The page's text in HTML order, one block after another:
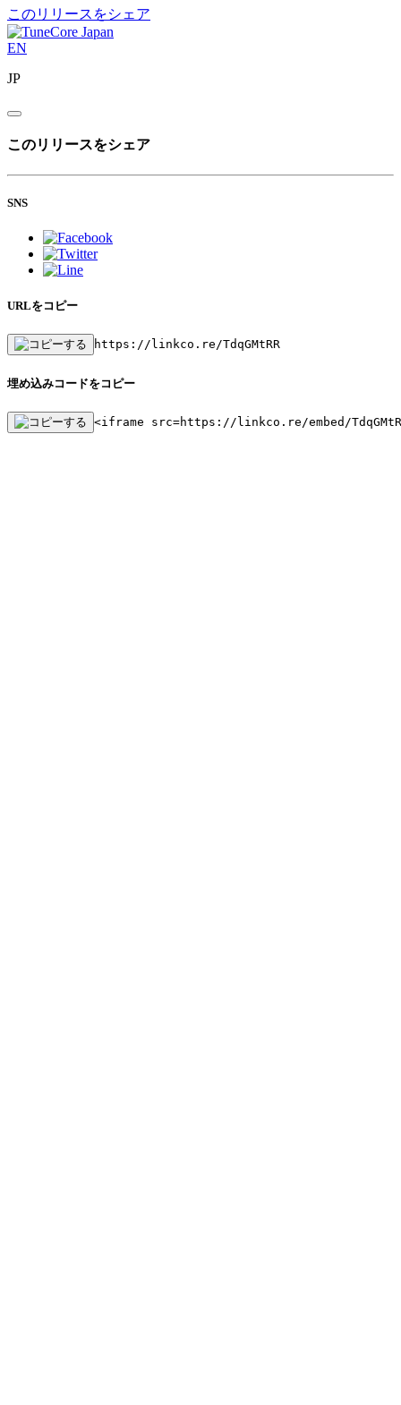
このリリースをシェア
EN
JP
このリリースをシェア
SNS
URLをコピー
https://linkco.re/TdqGMtRR
埋め込みコードをコピー
<iframe src=https://linkco.re/embed/